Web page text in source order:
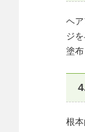
ヘ
ジ
塗布
根本